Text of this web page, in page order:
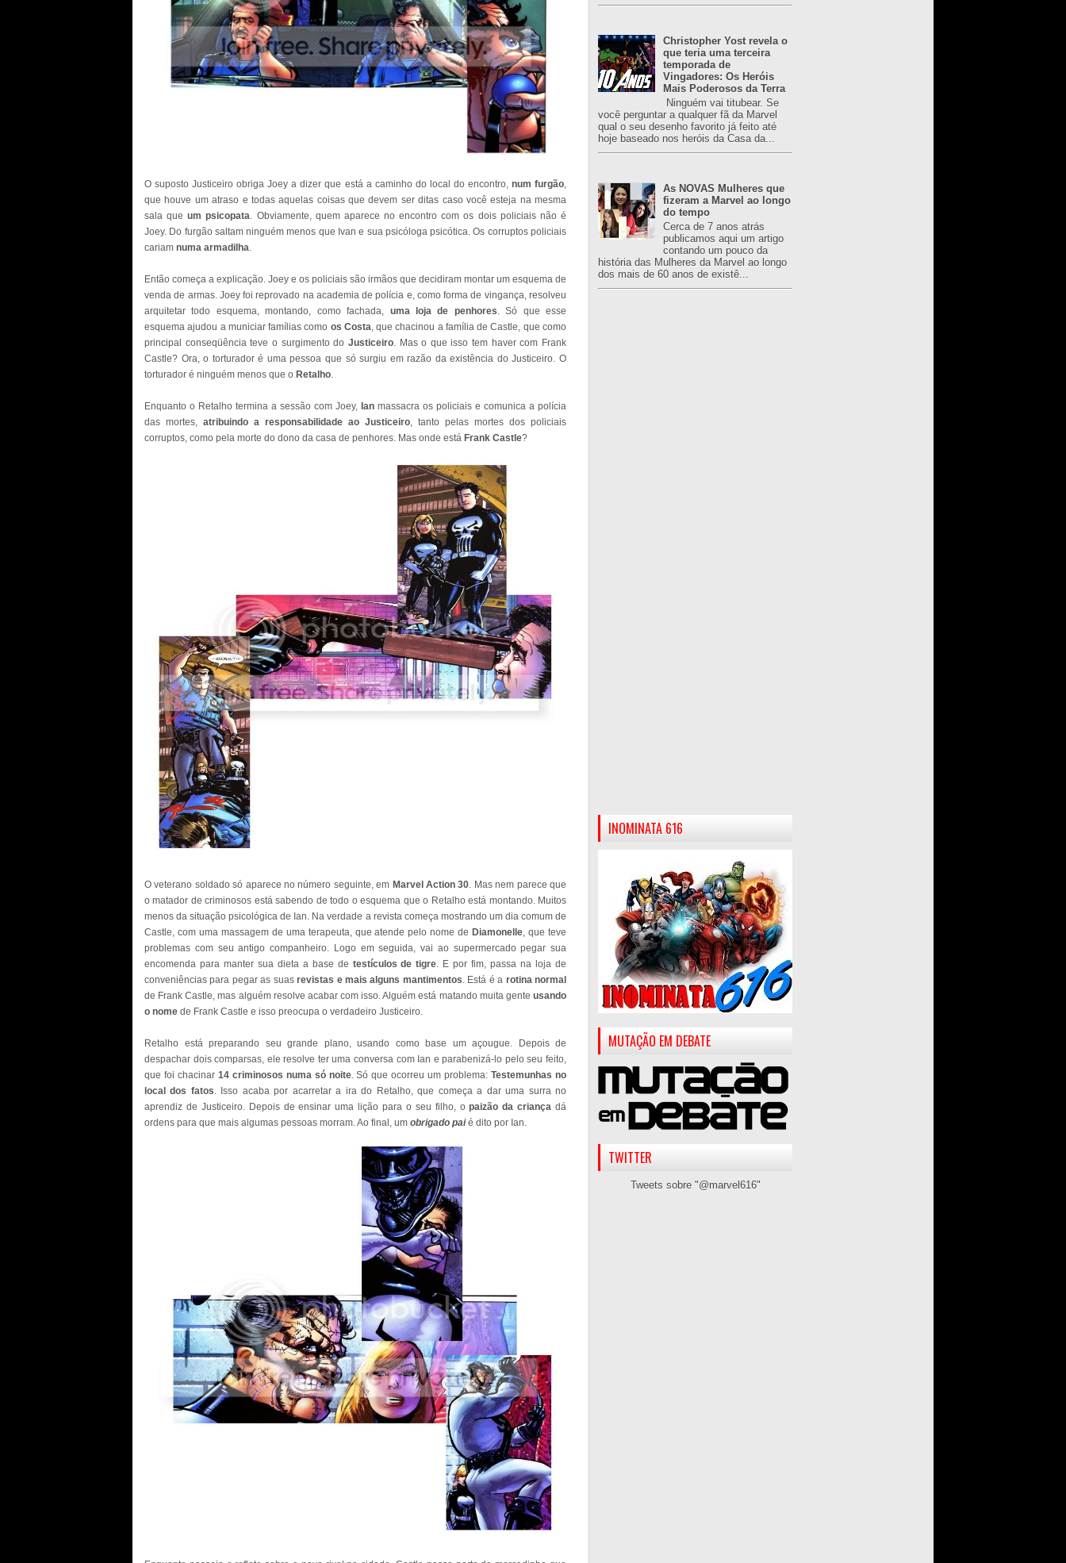
O suposto Justiceiro obriga Joey a dizer que está a caminho do local do encontro,num furgão,
que houve um atraso e todas aquelas coisas que devem ser ditas caso você esteja na mesma
sala queum psicopata. Obviamente, quem aparece no encontro com os dois policiais não é
Joey. Do furgão saltam ninguém menos que Ivan e sua psicóloga psicótica. Os corruptos policiais
cariam numa armadilha.
Então começa a explicação. Joey e os policiais são irmãos que decidiram montar um esquema de
venda de armas. Joey foi reprovado na academia de polícia e, como forma de vingança, resolveu
arquitetar todo esquema, montando, como fachada, uma loja de penhores. Só que esse
esquema ajudou a municiar famílias como os Costa, que chacinou a família de Castle, que como
principal conseqüência teve o surgimento do Justiceiro. Mas o que isso tem haver com Frank
Castle? Ora, o torturador é uma pessoa que só surgiu em razão da existência do Justiceiro. O
torturador é ninguém menos que o Retalho.
Enquanto o Retalho termina a sessão com Joey, Ian massacra os policiais e comunica a polícia
das mortes, atribuindo a responsabilidade ao Justiceiro, tanto pelas mortes dos policiais
corruptos, como pela morte do dono da casa de penhores. Mas onde está Frank Castle?
O veterano soldado só aparece no número seguinte, em Marvel Action 30. Mas nem parece que
o matador de criminosos está sabendo de todo o esquema que o Retalho está montando. Muitos
menos da situação psicológica de Ian. Na verdade a revista começa mostrando um dia comum de
Castle, com uma massagem de uma terapeuta, que atende pelo nome de Diamonelle, que teve
problemas com seu antigo companheiro. Logo em seguida, vai ao supermercado pegar sua
encomenda para manter sua dieta a base de testículos de tigre. E por fim, passa na loja de
conveniências para pegar as suasrevistas e mais alguns mantimentos. Está é a rotina normal
de Frank Castle, mas alguém resolve acabar com isso. Alguém está matando muita gente usando
o nome de Frank Castle e isso preocupa o verdadeiro Justiceiro.
Retalho está preparando seu grande plano, usando como base um açougue. Depois de
despachar dois comparsas, ele resolve ter uma conversa com Ian e parabenizá-lo pelo seu feito,
que foi chacinar 14 criminosos numa só noite. Só que ocorreu um problema:Testemunhas no
local dos fatos. Isso acaba por acarretar a ira do Retalho, que começa a dar uma surra no
aprendiz de Justiceiro. Depois de ensinar uma lição para o seu filho, opaizão da criança dá
ordens para que mais algumas pessoas morram. Ao final, um obrigado paié dito por Ian.
Christopher Yost revela o
que teria uma terceira
temporada de
Vingadores: Os Heróis
Mais Poderosos da Terra
Ninguém vai titubear. Se
você perguntar a qualquer fã da Marvel
qual o seu desenho favorito já feito até
hoje baseado nos heróis da Casa da...
As NOVAS Mulheres que
fizeram a Marvel ao longo
do tempo
Cerca de 7 anos atrás
publicamos aqui um artigo
contando um pouco da
história das Mulheres da Marvel ao longo
dos mais de 60 anos de existê...
INOMINATA 616
MUTAÇÃO EM DEBATE
TWITTER
Tweets sobre "@marvel616"